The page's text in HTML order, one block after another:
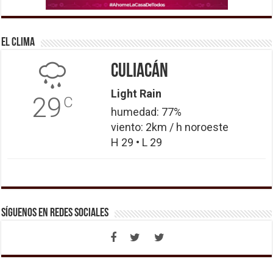
El Clima
29 C
Culiacán
Light Rain
humedad: 77%
viento: 2km / h noroeste
H 29 • L 29
Síguenos en Redes Sociales